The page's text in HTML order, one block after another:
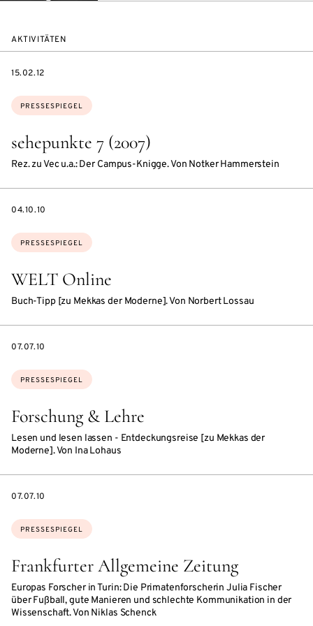
AKTIVITÄTEN
sehepunkte 7 (2007)
Rez. zu Vec u.a.: Der Campus-Knigge. Von Notker Hammerstein
Themen:
PRESSESPIEGEL
DATE
15.02.12
WELT Online
Buch-Tipp [zu Mekkas der Moderne]. Von Norbert Lossau
Themen:
PRESSESPIEGEL
DATE
04.10.10
Forschung & Lehre
Lesen und lesen lassen - Entdeckungsreise [zu Mekkas der
Moderne]. Von Ina Lohaus
Themen:
PRESSESPIEGEL
DATE
07.07.10
Frankfurter Allgemeine Zeitung
Europas Forscher in Turin: Die Primatenforscherin Julia Fischer
über Fußball, gute Manieren und schlechte Kommunikation in der
Wissenschaft. Von Niklas Schenck
Themen:
PRESSESPIEGEL
DATE
07.07.10